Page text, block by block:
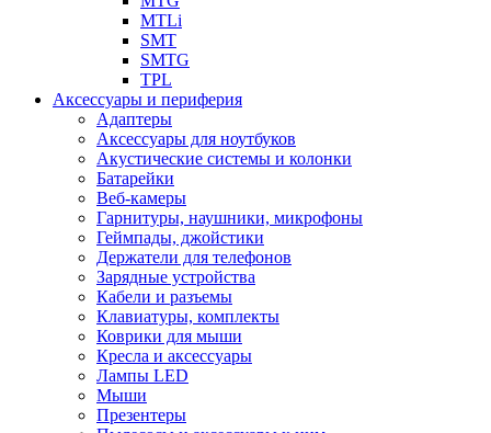
MTLi
SMT
SMTG
TPL
Аксессуары и периферия
Адаптеры
Аксессуары для ноутбуков
Акустические системы и колонки
Батарейки
Веб-камеры
Гарнитуры, наушники, микрофоны
Геймпады, джойстики
Держатели для телефонов
Зарядные устройства
Кабели и разъемы
Клавиатуры, комплекты
Коврики для мыши
Кресла и аксессуары
Лампы LED
Мыши
Презентеры